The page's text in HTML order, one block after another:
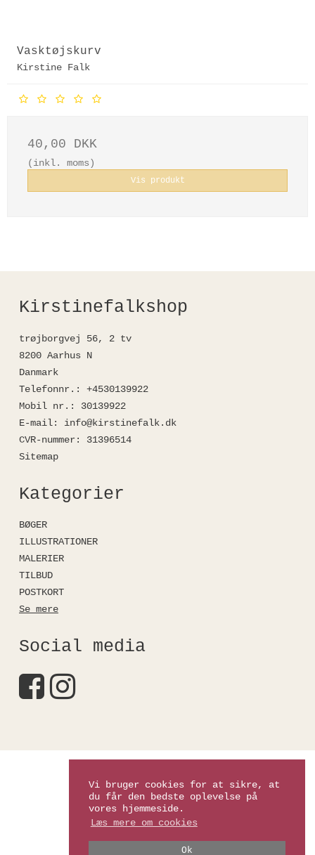
Vi bruger cookies for at sikre, at
du får den bedste oplevelse på
vores hjemmeside.
Læs mere om cookies
Ok
Vasktøjskurv
Kirstine Falk
40,00 DKK
(inkl. moms)
Vis produkt
Kirstinefalkshop
trøjborgvej 56, 2 tv
8200 Aarhus N
Danmark
Telefonnr. :
+4530139922
Mobil nr. :
30139922
E-mail:
info@kirstinefalk.dk
CVR-nummer:
31396514
Sitemap
Kategorier
BØGER
ILLUSTRATIONER
MALERIER
TILBUD
POSTKORT
Se mere
Social media
Kirstinefalkshop